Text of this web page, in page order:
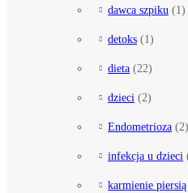
dawca szpiku (1)
detoks (1)
dieta (22)
dzieci (2)
Endometrioza (2)
infekcja u dzieci
karmienie piersią